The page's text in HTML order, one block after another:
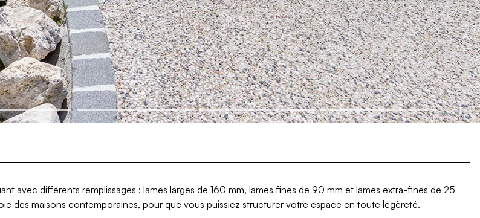
avec différents remplissages : lames larges de 160 mm, lames fines de 90 mm et lames extra-fines de 25
des maisons contemporaines, pour que vous puissiez structurer votre espace en toute légèreté.